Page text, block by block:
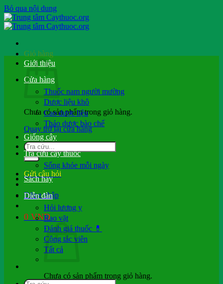
Bỏ qua nội dung
Giỏ hàng
Chưa có sản phẩm trong giỏ hàng.
Quay trở lại cửa hàng
Gửi câu hỏi
Đăng nhập
0 VND
Chưa có sản phẩm trong giỏ hàng.
Giới thiệu
Cửa hàng
Thuốc nam người mường
Dược liệu khô
Cao dược liệu
Thảo dược bào chế
Giống cây
Tra cứu cây thuốc
Sống khỏe mỗi ngày
Sách hay
Diễn đàn
Hỏi lương y
Rao vặt
Đánh giá thuốc 💊
Cộng tác viên
Tất cả